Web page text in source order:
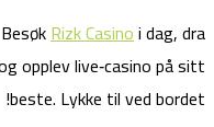
Rizk Casinoi dag, dra
opplev live‑casino på sitt
beste. Lykke til ved bordet!